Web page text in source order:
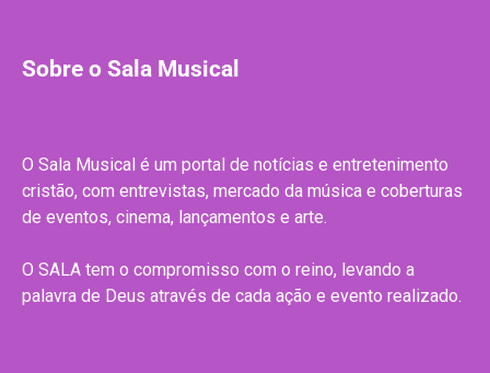
Sobre o Sala Musical
O Sala Musical é um portal de notícias e entretenimento
cristão, com entrevistas, mercado da música e coberturas
de eventos, cinema, lançamentos e arte.
O SALA tem o compromisso com o reino, levando a
palavra de Deus através de cada ação e evento realizado.